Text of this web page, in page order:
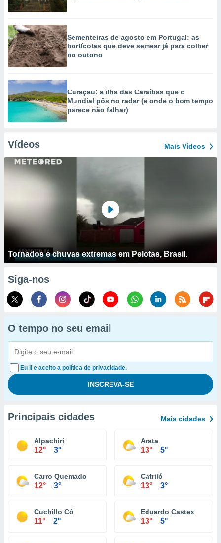
Sementeiras de agosto em Portugal: as
hortícolas que deve semear já para colher
no outono
Curaçau: a ilha das Caraíbas que o
Mundial pôs no radar (e onde o bom tempo
parece não falhar)
Vídeos Mais Vídeos
Tornados e chuvas extremas em Pelotas, Brasil.
Siga-nos
O tempo no seu email
Eu li e aceito a política de privacidade.
Principais cidades Mais cidades
Alpachiri
12° 3°
Arata
13° 5°
Carro Quemado
12° 3°
Catriló
13° 3°
Cuchillo Có
11° 2°
Eduardo Castex
13° 5°